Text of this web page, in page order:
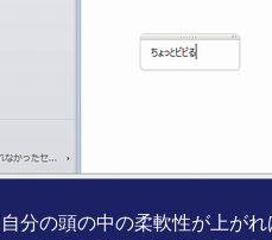
分の頭の中の柔軟性が上が